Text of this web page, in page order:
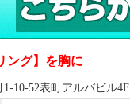
ング】を胸に
10-52表町アルバビル4F